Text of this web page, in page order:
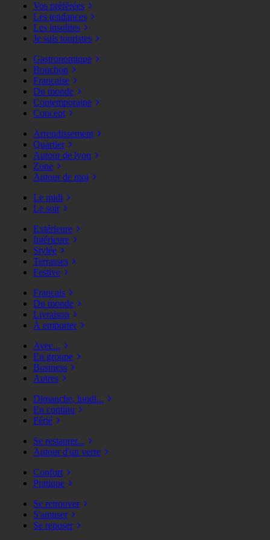
Vos préférées
Les tendances
Les insolites
Je suis touristes
Gastronomique
Bouchon
Française
Du monde
Contemporaine
Concept
Arrondissement
Quartier
Autour de lyon
Zone
Autour de moi
Le midi
Le soir
Extérieure
Intérieure
Stylée
Terrasses
Festive
Français
Du monde
Livraison
À emporter
Avec...
En groupe
Business
Autres
Dimanche, lundi...
En continu
Férié
Se restaurer...
Autour d'un verre
Confort
Pratique
Se retrouver
S'amuser
Se reposer